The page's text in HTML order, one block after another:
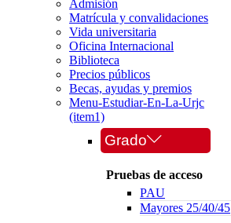
Admisión
Matrícula y convalidaciones
Vida universitaria
Oficina Internacional
Biblioteca
Precios públicos
Becas, ayudas y premios
Menu-Estudiar-En-La-Urjc
(item1)
Grado
Pruebas de acceso
PAU
Mayores 25/40/45